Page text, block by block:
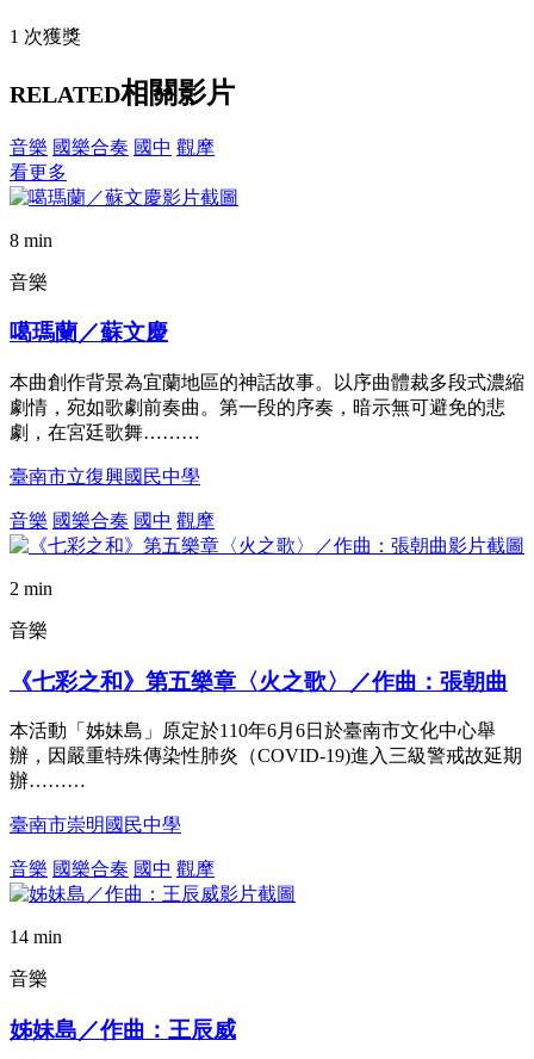
1 次獲獎
RELATED相關影片
音樂 國樂合奏 國中 觀摩
看更多
8 min
音樂
噶瑪蘭／蘇文慶
本曲創作背景為宜蘭地區的神話故事。以序曲體裁多段式濃縮
劇情，宛如歌劇前奏曲。第一段的序奏，暗示無可避免的悲
劇，在宮廷歌舞………
臺南市立復興國民中學
音樂 國樂合奏 國中 觀摩
2 min
音樂
《七彩之和》第五樂章〈火之歌〉／作曲：張朝曲
本活動「姊妹島」原定於110年6月6日於臺南市文化中心舉
辦，因嚴重特殊傳染性肺炎（COVID-19)進入三級警戒故延期
辦………
臺南市崇明國民中學
音樂 國樂合奏 國中 觀摩
14 min
音樂
姊妹島／作曲：王辰威